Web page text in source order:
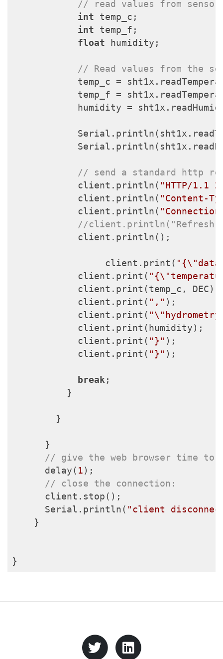
// read values from sensor
int temp_c;
int temp_f;
float humidity;
// Read values from the
temp_c =
temp_f =
humidity =
// send a standard http
            client.println(
"HTTP/1.1
            client.println(
"Content-
            client.println(
//client.println("Refresh:
            client.println();
		 client.print(
            client.print(
            client.print(temp_c, DEC);
            client.print(
"," );
            client.print(
            client.print(humidity);
            client.print(
"}" );
            client.print(
"}" );
break;
          }
        }
      }
// give the web browser time to
      delay(
1 );
// close the connection:
      client.stop();
      Serial.println(
"client
    }